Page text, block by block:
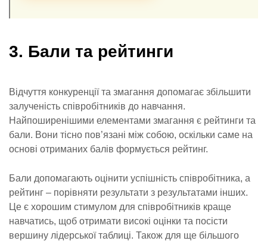
3. Бали та рейтинги
Відчуття конкуренції та змагання допомагає збільшити
залученість співробітників до навчання.
Найпоширенішими елементами змагання є рейтинги та
бали. Вони тісно пов’язані між собою, оскільки саме на
основі отриманих балів формується рейтинг.
Бали допомагають оцінити успішність співробітника, а
рейтинг – порівняти результати з результатами інших.
Це є хорошим стимулом для співробітників краще
навчатись, щоб отримати високі оцінки та посісти
вершину лідерської таблиці. Також для ще більшого